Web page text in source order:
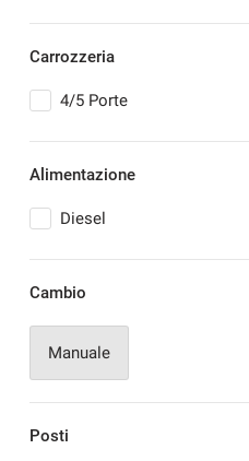
VOLKSWAGEN
Carrozzeria
4/5 Porte
Alimentazione
Diesel
Cambio
Manuale
Posti